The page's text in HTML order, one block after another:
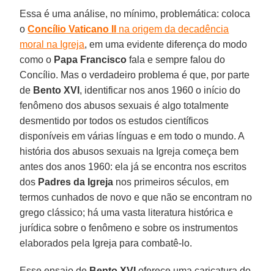
Essa é uma análise, no mínimo, problemática: coloca
oConcílio Vaticano II
na origem da decadência
moral na Igreja, em uma evidente diferença do modo
como o Papa Francisco fala e sempre falou do
Concílio. Mas o verdadeiro problema é que, por parte
de Bento XVI , identificar nos anos 1960 o início do
fenômeno dos abusos sexuais é algo totalmente
desmentido por todos os estudos científicos
disponíveis em várias línguas e em todo o mundo. A
história dos abusos sexuais na Igreja começa bem
antes dos anos 1960: ela já se encontra nos escritos
dos Padres da Igreja nos primeiros séculos, em
termos cunhados de novo e que não se encontram no
grego clássico; há uma vasta literatura histórica e
jurídica sobre o fenômeno e sobre os instrumentos
elaborados pela Igreja para combatê-lo.